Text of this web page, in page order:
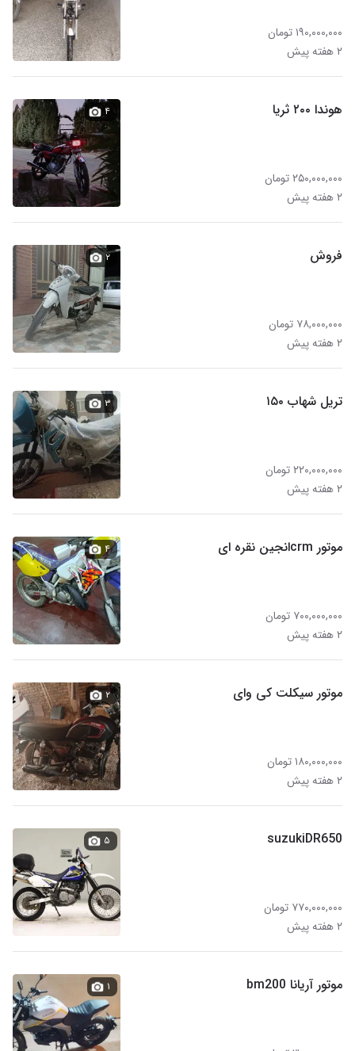
۱۹۰,۰۰۰,۰۰۰ تومان
۲ هفته پیش
هوندا ۲۰۰ ثریا
۲۵۰,۰۰۰,۰۰۰ تومان
۲ هفته پیش
۴
فروش
۷۸,۰۰۰,۰۰۰ تومان
۲ هفته پیش
۲
تریل شهاب ۱۵۰
۲۲۰,۰۰۰,۰۰۰ تومان
۲ هفته پیش
۳
موتور crmانجین نقره ای
۷۰۰,۰۰۰,۰۰۰ تومان
۲ هفته پیش
۴
موتور سیکلت کی وای
۱۸۰,۰۰۰,۰۰۰ تومان
۲ هفته پیش
۲
suzukiDR650
۷۷۰,۰۰۰,۰۰۰ تومان
۲ هفته پیش
۵
موتور آریانا bm200 ۱